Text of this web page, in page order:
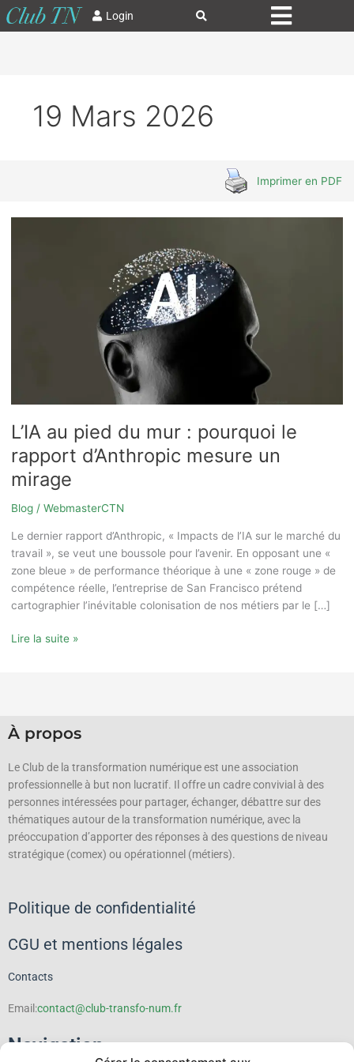
Login
19 Mars 2026
Imprimer en PDF
L’IA au pied du mur : pourquoi le
rapport d’Anthropic mesure un
mirage
Blog/ WebmasterCTN
Le dernier rapport d’Anthropic, « Impacts de l’IA sur le marché du
travail », se veut une boussole pour l’avenir. En opposant une «
zone bleue » de performance théorique à une « zone rouge » de
compétence réelle, l’entreprise de San Francisco prétend
cartographier l’inévitable colonisation de nos métiers par le […]
mirage
Lire la suite »
À propos
Le Club de la transformation numérique est une association
professionnelle à but non lucratif. Il offre un cadre convivial à des
personnes intéressées pour partager, échanger, débattre sur des
thématiques autour de la transformation numérique, avec la
préoccupation d’apporter des réponses à des questions de niveau
stratégique (comex) ou opérationnel (métiers).
Politique de confidentialité
CGU et mentions légales
Contacts
Email:contact@club-transfo-num.fr
Navigation